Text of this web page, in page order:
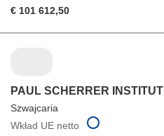
€ 101 612,50
PAUL SCHERRER INSTITUT
Szwajcaria
Wkład UE netto